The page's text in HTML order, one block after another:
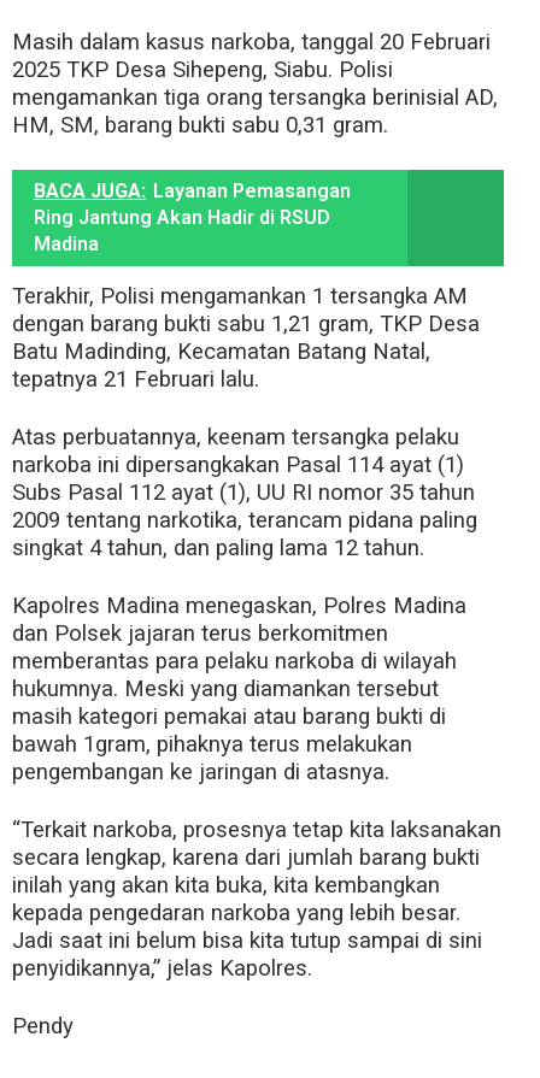
Masih dalam kasus narkoba, tanggal 20 Februari
2025 TKP Desa Sihepeng, Siabu. Polisi
mengamankan tiga orang tersangka berinisial AD,
HM, SM, barang bukti sabu 0,31 gram.
BACA JUGA: Layanan Pemasangan
Ring Jantung Akan Hadir di RSUD
Madina
Terakhir, Polisi mengamankan 1 tersangka AM
dengan barang bukti sabu 1,21 gram, TKP Desa
Batu Madinding, Kecamatan Batang Natal,
tepatnya 21 Februari lalu.
Atas perbuatannya, keenam tersangka pelaku
narkoba ini dipersangkakan Pasal 114 ayat (1)
Subs Pasal 112 ayat (1), UU RI nomor 35 tahun
2009 tentang narkotika, terancam pidana paling
singkat 4 tahun, dan paling lama 12 tahun.
Kapolres Madina menegaskan, Polres Madina
dan Polsek jajaran terus berkomitmen
memberantas para pelaku narkoba di wilayah
hukumnya. Meski yang diamankan tersebut
masih kategori pemakai atau barang bukti di
bawah 1gram, pihaknya terus melakukan
pengembangan ke jaringan di atasnya.
“Terkait narkoba, prosesnya tetap kita laksanakan
secara lengkap, karena dari jumlah barang bukti
inilah yang akan kita buka, kita kembangkan
kepada pengedaran narkoba yang lebih besar.
Jadi saat ini belum bisa kita tutup sampai di sini
penyidikannya,” jelas Kapolres.
Pendy